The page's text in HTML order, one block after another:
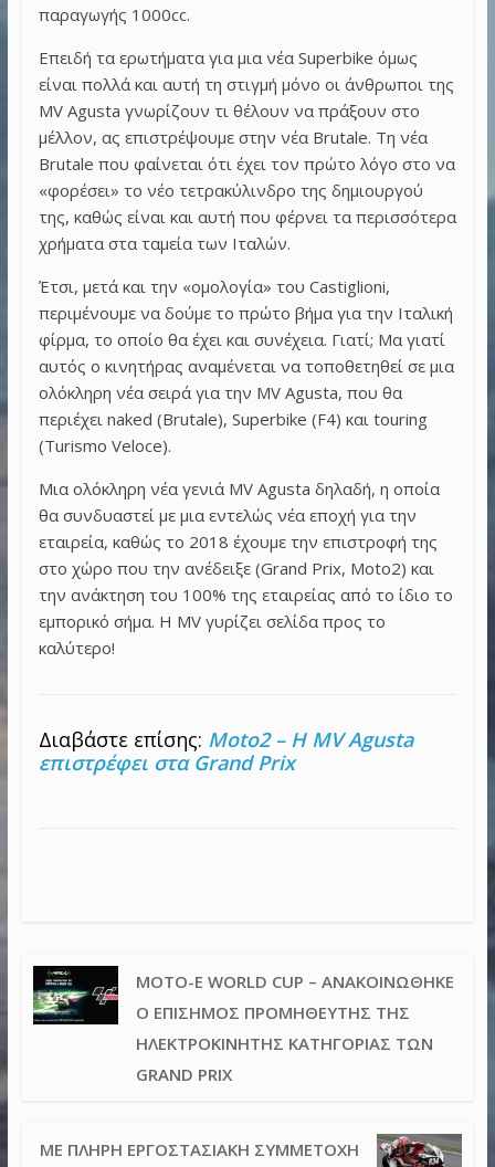
παραγωγής 1000cc.
Επειδή τα ερωτήματα για μια νέα Superbike όμως
είναι πολλά και αυτή τη στιγμή μόνο οι άνθρωποι της
MV Agusta γνωρίζουν τι θέλουν να πράξουν στο
μέλλον, ας επιστρέψουμε στην νέα Brutale. Τη νέα
Brutale που φαίνεται ότι έχει τον πρώτο λόγο στο να
«φορέσει» το νέο τετρακύλινδρο της δημιουργού
της, καθώς είναι και αυτή που φέρνει τα περισσότερα
χρήματα στα ταμεία των Ιταλών.
Έτσι, μετά και την «ομολογία» του Castiglioni,
περιμένουμε να δούμε το πρώτο βήμα για την Ιταλική
φίρμα, το οποίο θα έχει και συνέχεια. Γιατί; Μα γιατί
αυτός ο κινητήρας αναμένεται να τοποθετηθεί σε μια
ολόκληρη νέα σειρά για την MV Agusta, που θα
περιέχει naked (Brutale), Superbike (F4) και touring
(Turismo Veloce).
Μια ολόκληρη νέα γενιά MV Agusta δηλαδή, η οποία
θα συνδυαστεί με μια εντελώς νέα εποχή για την
εταιρεία, καθώς το 2018 έχουμε την επιστροφή της
στο χώρο που την ανέδειξε (Grand Prix, Moto2) και
την ανάκτηση του 100% της εταιρείας από το ίδιο το
εμπορικό σήμα. Η MV γυρίζει σελίδα προς το
καλύτερο!
Διαβάστε επίσης: Moto2 – Η MV Agusta
επιστρέφει στα Grand Prix
MOTO-E WORLD CUP – ΑΝΑΚΟΙΝΏΘΗΚΕ
Ο ΕΠΊΣΗΜΟΣ ΠΡΟΜΗΘΕΥΤΉΣ ΤΗΣ
ΗΛΕΚΤΡΟΚΊΝΗΤΗΣ ΚΑΤΗΓΟΡΊΑΣ ΤΩΝ
GRAND PRIX
ΜΕ ΠΛΉΡΗ ΕΡΓΟΣΤΑΣΙΑΚΉ ΣΥΜΜΕΤΟΧΉ